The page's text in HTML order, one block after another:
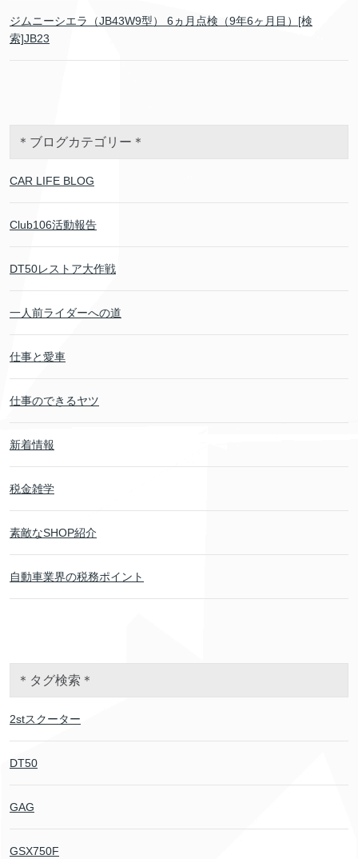
ジムニーシエラ（JB43W9型） 6ヵ月点検（9年6ヶ月目）[検
索]JB23
＊ブログカテゴリー＊
CAR LIFE BLOG
Club106活動報告
DT50レストア大作戦
一人前ライダーへの道
仕事と愛車
仕事のできるヤツ
新着情報
税金雑学
素敵なSHOP紹介
自動車業界の税務ポイント
＊タグ検索＊
2stスクーター
DT50
GAG
GSX750F